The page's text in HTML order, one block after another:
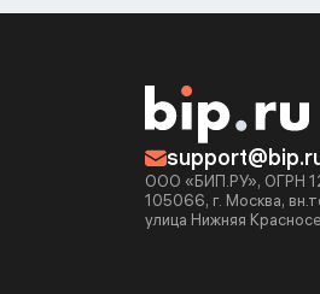
ООО «БИП.РУ», ОГРН
105066, г. Москва,
улица Нижняя